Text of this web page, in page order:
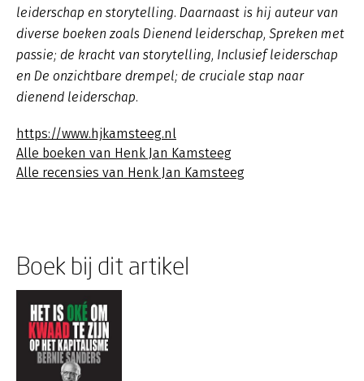
leiderschap en storytelling. Daarnaast is hij auteur van
diverse boeken zoals Dienend leiderschap, Spreken met
passie; de kracht van storytelling, Inclusief leiderschap
en De onzichtbare drempel; de cruciale stap naar
dienend leiderschap.
https://www.hjkamsteeg.nl
Alle boeken van Henk Jan Kamsteeg
Alle recensies van Henk Jan Kamsteeg
Boek bij dit artikel